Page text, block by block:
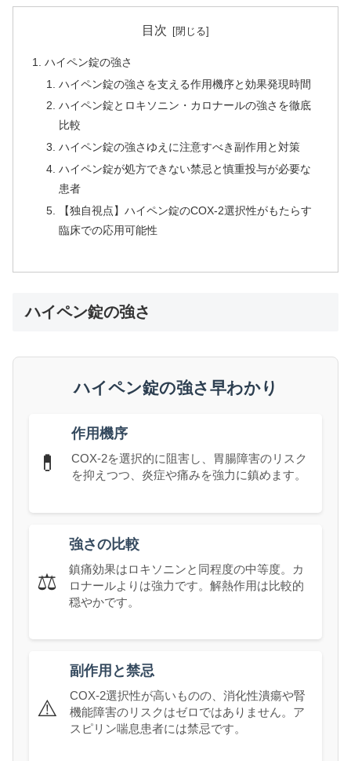
目次
ハイペン錠の強さ
ハイペン錠の強さを支える作用機序と効果発現時間
ハイペン錠とロキソニン・カロナールの強さを徹底
比較
ハイペン錠の強さゆえに注意すべき副作用と対策
ハイペン錠が処方できない禁忌と慎重投与が必要な
患者
【独自視点】ハイペン錠のCOX-2選択性がもたらす
臨床での応用可能性
ハイペン錠の強さ
ハイペン錠の強さ早わかり
💊
作用機序
COX-2を選択的に阻害し、胃腸障害のリスク
を抑えつつ、炎症や痛みを強力に鎮めます。
⚖️
強さの比較
鎮痛効果はロキソニンと同程度の中等度。カ
ロナールよりは強力です。解熱作用は比較的
穏やかです。
⚠️
副作用と禁忌
COX-2選択性が高いものの、消化性潰瘍や腎
機能障害のリスクはゼロではありません。ア
スピリン喘息患者には禁忌です。